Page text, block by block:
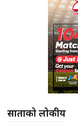
साताको लोकप्रीय